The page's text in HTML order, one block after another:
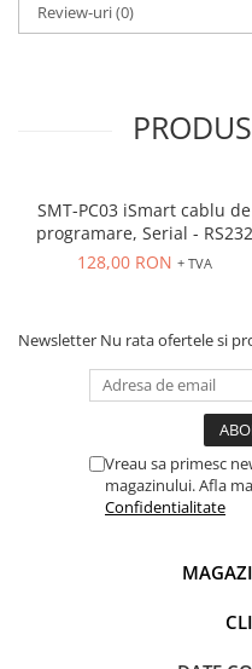
Relee termice
Accesorii cleme
Cleme 4mm
Cleme 6mm
Lichidare stoc
Limitatoare de siguranta
Limitatori tip pedala
defectelor de arc electric
Review-uri(0)
SMT-PC03 iSmart cablu de
programare, Serial - RS232
128,00 RON + TVA
Newsletter Nu rata ofertele si
Vreau sa primesc
magazinului. Afla
Confidentialitate